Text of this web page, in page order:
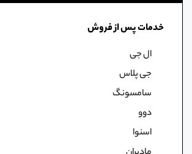
خدمات پس از فروش
ال جی
جی پلاس
سامسونگ
دوو
اسنوا